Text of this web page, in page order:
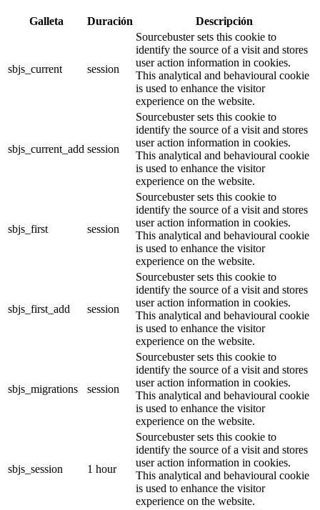
Galleta Duración Descripción
sbjs_current session
Sourcebuster sets this cookie to
identify the source of a visit and stores
user action information in cookies.
This analytical and behavioural cookie
is used to enhance the visitor
experience on the website.
sbjs_current_add session
Sourcebuster sets this cookie to
identify the source of a visit and stores
user action information in cookies.
This analytical and behavioural cookie
is used to enhance the visitor
experience on the website.
sbjs_first session
Sourcebuster sets this cookie to
identify the source of a visit and stores
user action information in cookies.
This analytical and behavioural cookie
is used to enhance the visitor
experience on the website.
sbjs_first_add session
Sourcebuster sets this cookie to
identify the source of a visit and stores
user action information in cookies.
This analytical and behavioural cookie
is used to enhance the visitor
experience on the website.
sbjs_migrations session
Sourcebuster sets this cookie to
identify the source of a visit and stores
user action information in cookies.
This analytical and behavioural cookie
is used to enhance the visitor
experience on the website.
sbjs_session 1 hour
Sourcebuster sets this cookie to
identify the source of a visit and stores
user action information in cookies.
This analytical and behavioural cookie
is used to enhance the visitor
experience on the website.